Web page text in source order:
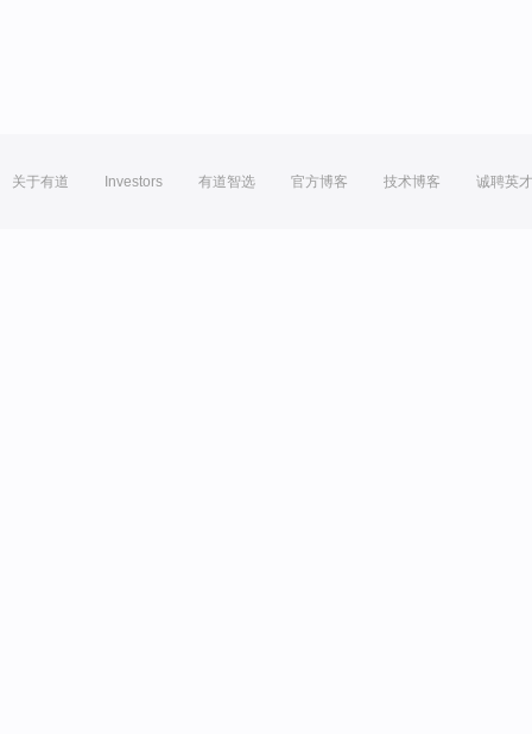
关于有道 Investors 有道智选 官方博客 技术博客 诚聘英才